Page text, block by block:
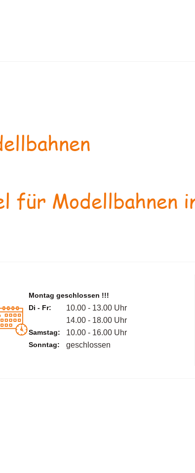
für Modellbahnen
Montag geschlossen !!!
Di - Fr:
10.00 - 13.00 Uhr
14.00 - 18.00 Uhr
Samstag: 10.00 - 16.00 Uhr
Sonntag: geschlossen